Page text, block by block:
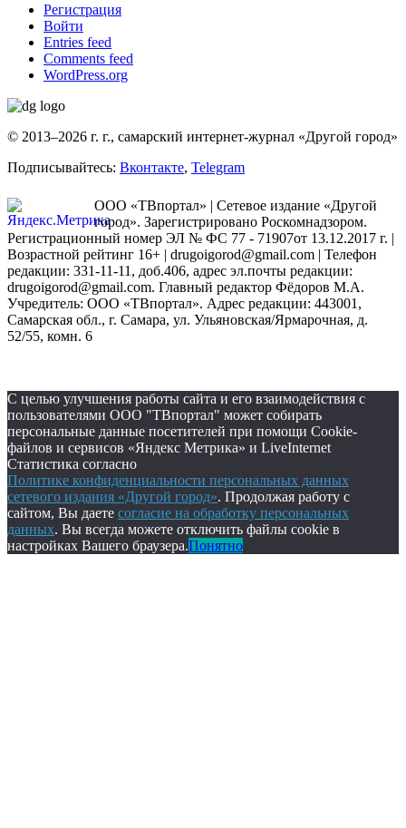
Регистрация
Войти
Entries feed
Comments feed
WordPress.org
© 2013–2026 г. г., самарский интернет-журнал «Другой город»
Подписывайтесь: Вконтакте, Telegram
ООО «ТВпортал» | Сетевое издание «Другой
город». Зарегистрировано Роскомнадзором.
Регистрационный номер ЭЛ № ФС 77 - 71907от 13.12.2017 г. |
Возрастной рейтинг 16+ | drugoigorod@gmail.com | Телефон
редакции: 331-11-11, доб.406, адрес эл.почты редакции:
drugoigorod@gmail.com. Главный редактор Фёдоров М.А.
Учредитель: ООО «ТВпортал». Адрес редакции: 443001,
Самарская обл., г. Самара, ул. Ульяновская/Ярмарочная, д.
52/55, комн. 6
С целью улучшения работы сайта и его взаимодействия с
пользователями ООО "ТВпортал" может собирать
персональные данные посетителей при помощи Cookie-
файлов и сервисов «Яндекс Метрика» и LiveInternet
Статистика согласно
Политике конфиденциальности персональных данных
сетевого издания «Другой город». Продолжая работу с
сайтом, Вы даете согласие на обработку персональных
данных. Вы всегда можете отключить файлы cookie в
настройках Вашего браузера.Понятно